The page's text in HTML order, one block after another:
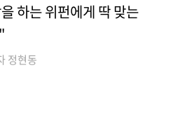
하는 위펀에게 딱 맞는
정현동